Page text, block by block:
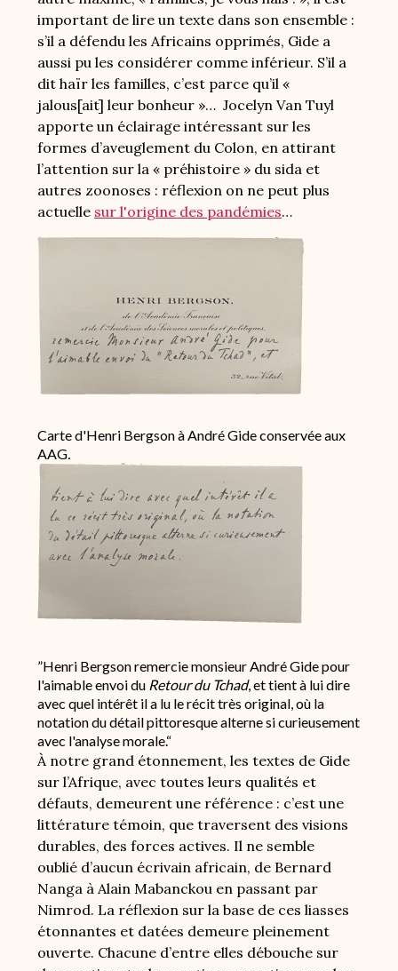
important de lire un texte dans son ensemble :
s’il a défendu les Africains opprimés, Gide a
aussi pu les considérer comme inférieur. S’il a
dit haïr les familles, c’est parce qu’il «
jalous[ait] leur bonheur »… Jocelyn Van Tuyl
apporte un éclairage intéressant sur les
formes d’aveuglement du Colon, en attirant
l’attention sur la « préhistoire » du sida et
autres zoonoses : réflexion on ne peut plus
actuelle sur l'origine des pandémies…
Image
Carte d'Henri Bergson à André Gide conservée aux
AAG.
”Henri Bergson remercie monsieur André Gide pour
l'aimable envoi du Retour du Tchad, et tient à lui dire
avec quel intérêt il a lu le récit très original, où la
notation du détail pittoresque alterne si curieusement
avec l'analyse morale.“
À notre grand étonnement, les textes de Gide
sur l’Afrique, avec toutes leurs qualités et
défauts, demeurent une référence : c’est une
littérature témoin, que traversent des visions
durables, des forces actives. Il ne semble
oublié d’aucun écrivain africain, de Bernard
Nanga à Alain Mabanckou en passant par
Nimrod. La réflexion sur la base de ces liasses
étonnantes et datées demeure pleinement
ouverte. Chacune d’entre elles débouche sur